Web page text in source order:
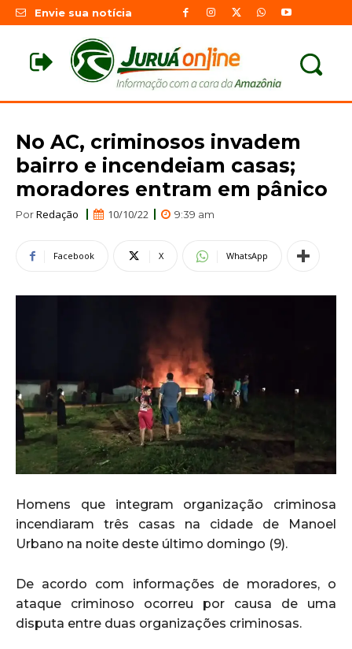
Envie sua notícia
No AC, criminosos invadem
bairro e incendeiam casas;
moradores entram em pânico
PorRedação 10/10/22 9:39 am
Facebook X WhatsApp
Homens que integram organização criminosa
incendiaram três casas na cidade de Manoel
Urbano na noite deste último domingo (9).
De acordo com informações de moradores, o
ataque criminoso ocorreu por causa de uma
disputa entre duas organizações criminosas.